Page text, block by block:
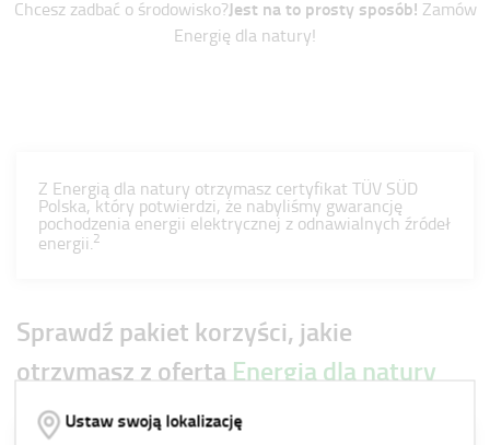
Chcesz zadbać o środowisko?Jest na to prosty sposób! Zamów
Energię dla natury!
Z Energią dla natury otrzymasz certyfikat TÜV SÜD
Polska, który potwierdzi, że nabyliśmy gwarancję
pochodzenia energii elektrycznej z odnawialnych źródeł
energii.2
Sprawdź pakiet korzyści, jakie
otrzymasz z ofertą Energia dla natury
Ustaw swoją lokalizację